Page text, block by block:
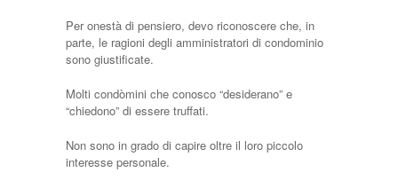
Per onestà di pensiero, devo riconoscere che, in
parte, le ragioni degli amministratori di condominio
sono giustificate.
Molti condòmini che conosco “desiderano” e
“chiedono” di essere truffati.
Non sono in grado di capire oltre il loro piccolo
interesse personale.